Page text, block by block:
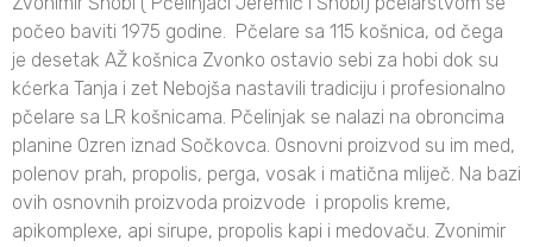
počeo baviti 1975 godine. Pčelare sa 115 košnica, od čega
je desetak AŽ košnica Zvonko ostavio sebi za hobi dok su
kćerka Tanja i zet Nebojša nastavili tradiciju i profesionalno
pčelare sa LR košnicama. Pčelinjak se nalazi na obroncima
planine Ozren iznad Sočkovca. Osnovni proizvod su im med,
polenov prah, propolis, perga, vosak i matična mliječ. Na bazi
ovih osnovnih proizvoda proizvode i propolis kreme,
apikomplexe, api sirupe, propolis kapi i medovaču. Zvonimir